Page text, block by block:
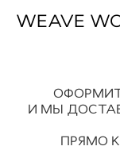
WEAVE
И МЫ
ПРЯМО